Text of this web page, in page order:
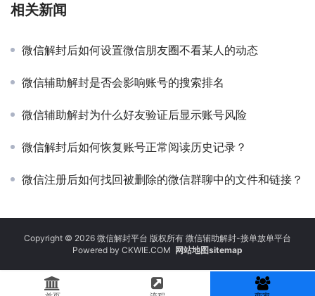
相关新闻
微信解封后如何设置微信朋友圈不看某人的动态
微信辅助解封是否会影响账号的搜索排名
微信辅助解封为什么好友验证后显示账号风险
微信解封后如何恢复账号正常阅读历史记录？
微信注册后如何找回被删除的微信群聊中的文件和链接？
Copyright © 2026 微信解封平台 版权所有 微信辅助解封-接单放单平台
Powered by CKWIE.COM 网站地图sitemap